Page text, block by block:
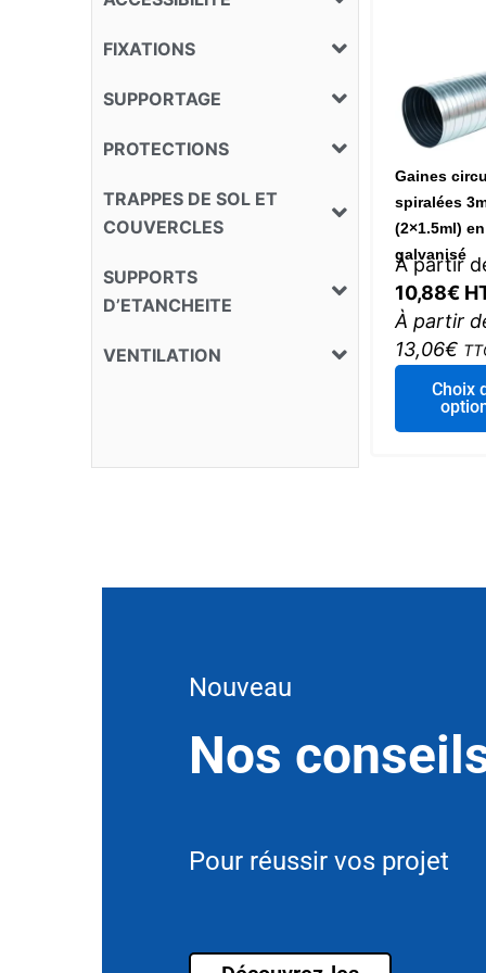
FIXATIONS
SUPPORTAGE
PROTECTIONS
TRAPPES DE SOL ET
COUVERCLES
SUPPORTS
D’ETANCHEITE
VENTILATION
Gaines
spiralées
(2×1.5ml)
galvanisé
À partir
10,88€
À partir
13,06€
Choix
Nouveau
Nos
Pour réussir vos projet